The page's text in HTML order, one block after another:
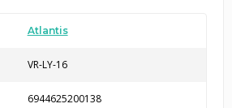
Atlantis
VR-LY-16
6944625200138